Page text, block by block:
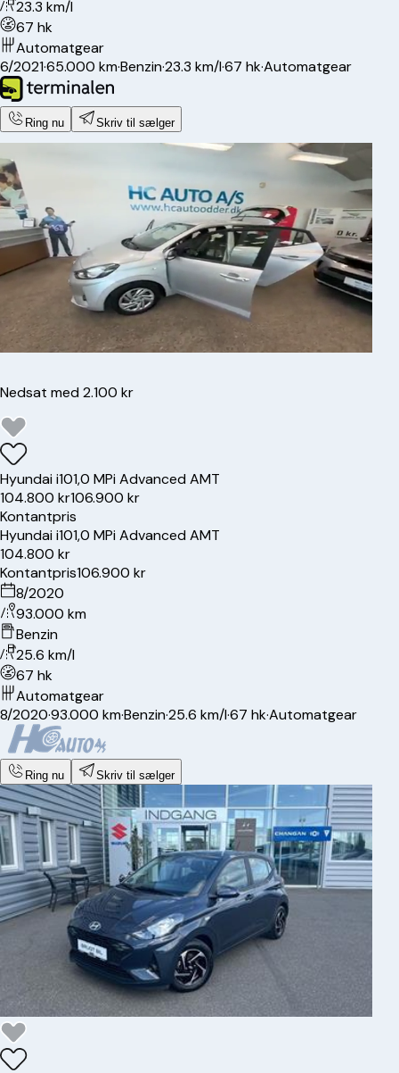
23.3 km/l
67 hk
Automatgear
6/2021·65.000 km·Benzin·23.3 km/l·67 hk·Automatgear
Ring nu Skriv til sælger
Nedsat med 2.100 kr
Hyundaii101,0 MPi Advanced AMT
104.800 kr106.900 kr
Kontantpris
Hyundaii101,0 MPi Advanced AMT
104.800 kr
Kontantpris106.900 kr
8/2020
93.000 km
Benzin
25.6 km/l
67 hk
Automatgear
8/2020·93.000 km·Benzin·25.6 km/l·67 hk·Automatgear
Ring nu Skriv til sælger